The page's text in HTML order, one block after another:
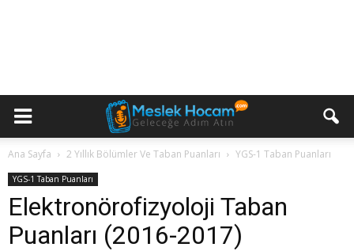
Ana Sayfa 2 Yıllık Bölümler Ve Taban Puanları YGS-1 Taban Puanları
YGS-1 Taban Puanları
Elektronörofizyoloji Taban
Puanları (2016-2017)